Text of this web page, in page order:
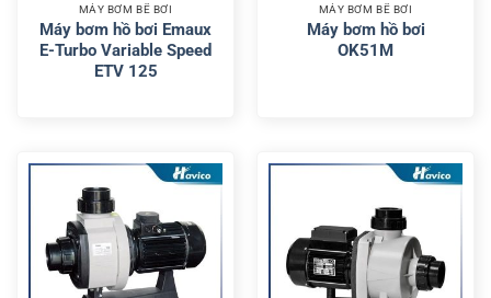
MÁY BƠM BỂ BƠI
Máy bơm hồ bơi Emaux
E-Turbo Variable Speed
ETV 125
MÁY BƠM BỂ BƠI
Máy bơm hồ bơi
OK51M